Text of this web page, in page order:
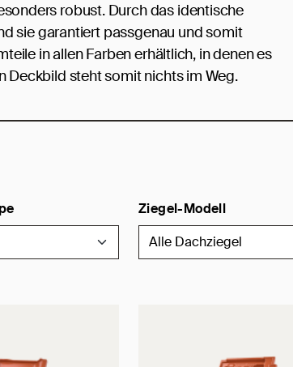
robust. Durch das identische
sie garantiert passgenau und somit
in allen Farben erhältlich, in denen es
Deckbild steht somit nichts im Weg.
Ziegel-Modell
Alle Dachziegel